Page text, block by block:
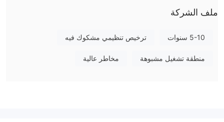
معلومات عامة
شركة وساطة عالمية تقدم تداول العملات الأجنبية والعقود مقابل
ملف الشركة
5-10 سنوات ترخيص تنظيمي مشكوك فيه
منطقة تشغيل مشبوهة مخاطر عالية